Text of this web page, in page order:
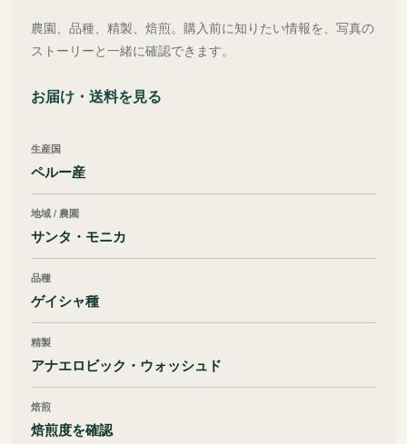
農園、品種、精製、焙煎。購入前に知りたい情報を、写真の
ストーリーと一緒に確認できます。
お届け・送料を見る
生産国
ペルー産
地域 / 農園
サンタ・モニカ
品種
ゲイシャ種
精製
アナエロビック・ウォッシュド
焙煎
焙煎度を確認